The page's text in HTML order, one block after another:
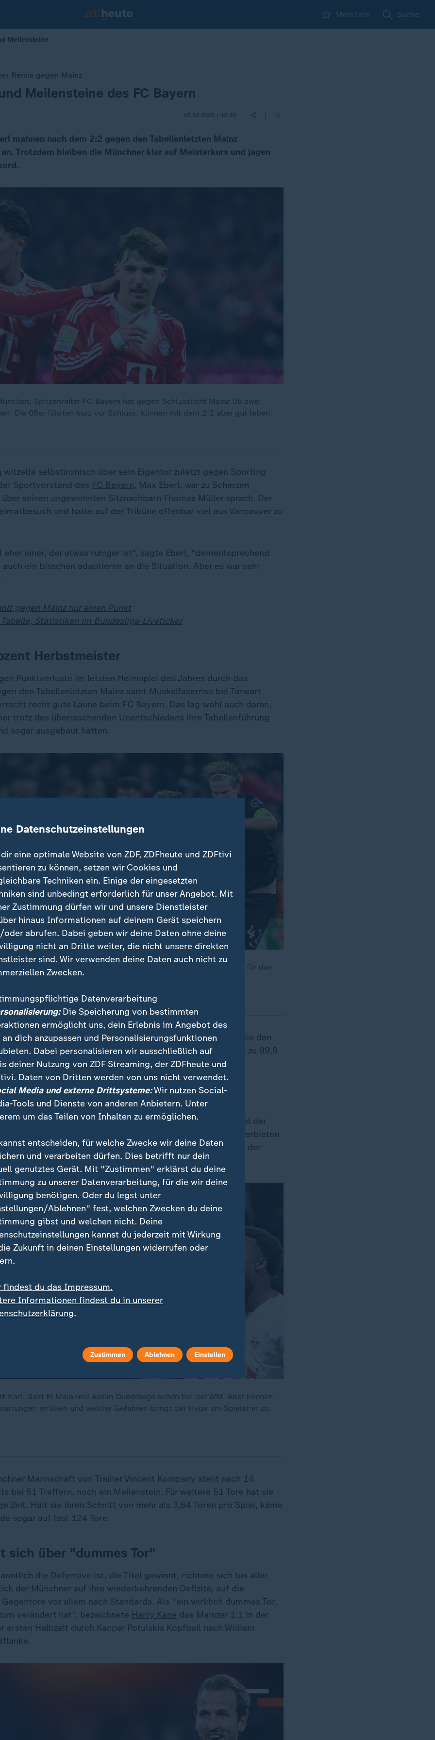
Merkliste Suche
Meilensteine
Remis gegen Mainz
Meilensteine des FC Bayern
15.12.2025 | 12:40
mahnen nach dem 2:2 gegen den Tabellenletzten Mainz
Trotzdem bleiben die Münchner klar auf Meisterkurs und jagen
Spitzenreiter FC Bayern hat gegen Schlusslicht Mainz 05 zwei
Die 05er führten kurz vor Schluss, können mit dem 2:2 aber gut leben.
witzelte selbstironisch über sein Eigentor zuletzt gegen Sporting
Sportvorstand des FC Bayern, Max Eberl, war zu Scherzen
seinen ungewohnten Sitznachbarn Thomas Müller sprach. Der
und hatte auf der Tribüne offenbar viel aus Vancouver zu
einer, der etwas ruhiger ist", sagte Eberl, "dementsprechend
ein bisschen adaptieren an die Situation. Aber es war sehr
gegen Mainz nur einen Punkt
Tabelle, Statistiken im Bundesliga-Liveticker
Herbstmeister
Punktverluste im letzten Heimspiel des Jahres durch das
den Tabellenletzten Mainz samt Muskelfaserriss bei Torwart
recht gute Laune beim FC Bayern. Das lag wohl auch daran,
trotz des überraschenden Unentschiedens ihre Tabellenführung
sogar ausgebaut hatten.
nach Rückstand gegen Sporting Lissabon mit 3:1 und kann für das
Glänzen kann einmal mehr Shootingstar Lennart Karl.
27 Tore liegen sie nun vor dem Zweiten RB Leipzig, womit sie den
bereits drei Spieltage vor dem Ende der Hinrunde zu 99,9
historischen Torrekord
damit voll auf Kurs Meistertitel, weil in mehr als zwei Drittel der
der Hälfte der Saison auch am Ende ganz oben steht. Überbieten
einen mehr als ein halbes Jahrhundert alten Torrekord. In der
der FC Bayern 101 Tore erzielt.
Karl, Saïd El Mala und Assan Ouédraogo schon bei der WM. Aber können
erfüllen und welche Gefahren bringt der Hype um Spieler in so
Mannschaft von Trainer Vincent Kompany steht nach 14
bei 51 Treffern, noch ein Meilenstein. Für weitere 51 Tore hat sie
Zeit. Hält sie ihren Schnitt von mehr als 3,64 Toren pro Spiel, käme
sogar auf fast 124 Tore.
sich über "dummes Tor"
die Defensive ist, die Titel gewinnt, richtete sich bei aller
der Münchner auf ihre wiederkehrenden Defizite, auf die
Gegentore vor allem nach Standards. Als "ein wirklich dummes Tor,
verändert hat", bezeichnete Harry Kane das Mainzer 1:1 in der
ersten Halbzeit durch Kacper Potulskis Kopfball nach William
Datenschutzeinstellungen
eine optimale Website von ZDF, ZDFheute und ZDFtivi
zu können, setzen wir Cookies und
Techniken ein. Einige der eingesetzten
sind unbedingt erforderlich für unser Angebot. Mit
Zustimmung dürfen wir und unsere Dienstleister
hinaus Informationen auf deinem Gerät speichern
oder abrufen. Dabei geben wir deine Daten ohne deine
nicht an Dritte weiter, die nicht unsere direkten
sind. Wir verwenden deine Daten auch nicht zu
Zwecken.
Datenverarbeitung
Die Speicherung von bestimmten
ermöglicht uns, dein Erlebnis im Angebot des
an dich anzupassen und Personalisierungsfunktionen
Dabei personalisieren wir ausschließlich auf
deiner Nutzung von ZDF Streaming, der ZDFheute und
Daten von Dritten werden von uns nicht verwendet.
Media und externe Drittsysteme:Wir nutzen Social-
Tools und Dienste von anderen Anbietern. Unter
um das Teilen von Inhalten zu ermöglichen.
entscheiden, für welche Zwecke wir deine Daten
und verarbeiten dürfen. Dies betrifft nur dein
genutztes Gerät. Mit "Zustimmen" erklärst du deine
zu unserer Datenverarbeitung, für die wir deine
benötigen. Oder du legst unter
Ablehnen" fest, welchen Zwecken du deine
gibst und welchen nicht. Deine
kannst du jederzeit mit Wirkung
Zukunft in deinen Einstellungen widerrufen oder
findest du das Impressum.
Informationen findest du in unserer
Zustimmen Ablehnen Einstellen